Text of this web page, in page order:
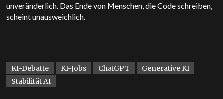
unveränderlich. Das Ende von Menschen, die Code schreiben,
scheint unausweichlich.
KI-Debatte KI-Jobs ChatGPT
Generative KI
Stabilität AI